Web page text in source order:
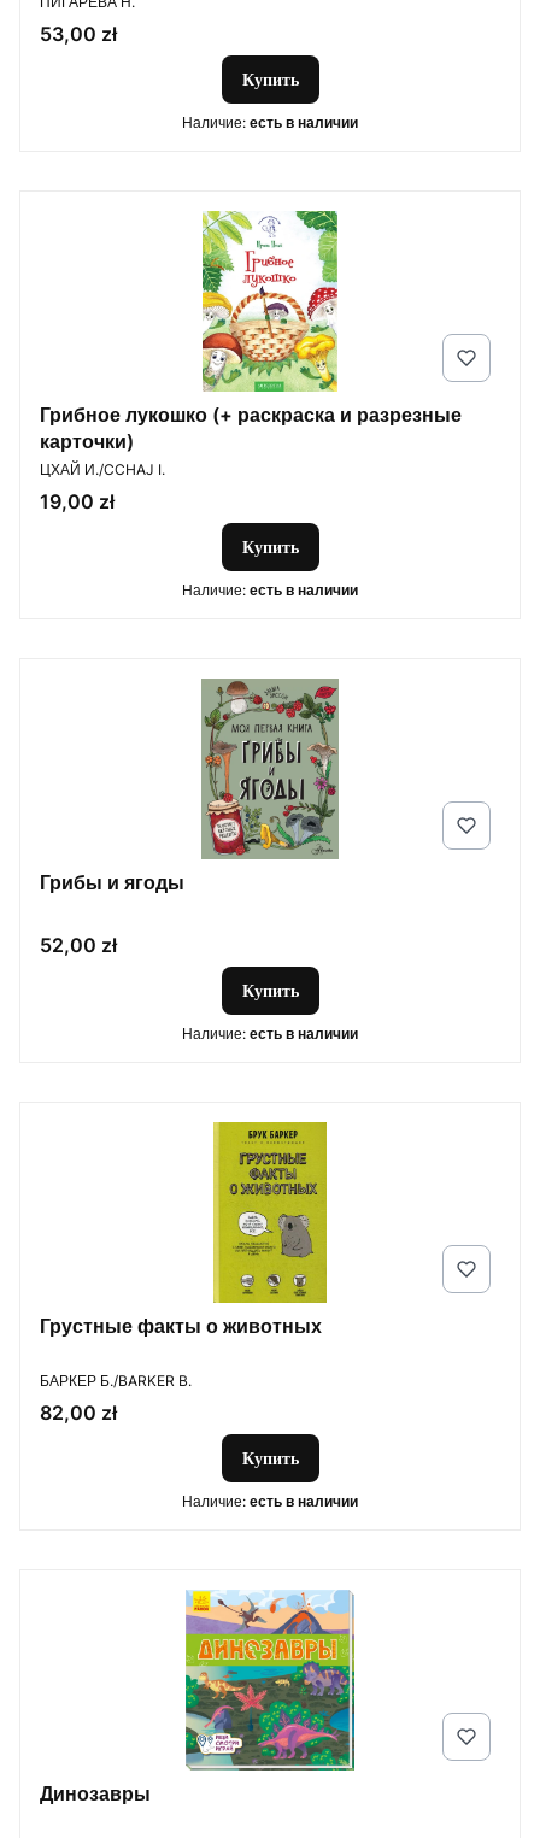
Цена
53,00 zł
Купить
Наличие: есть в наличии
Грибное лукошко (+ раскраска и разрезные
карточки)
ПРОИЗВОДИТЕЛЬ
ЦХАЙ И./CCHAJ I.
Цена
19,00 zł
Купить
Наличие: есть в наличии
Грибы и ягоды
Цена
52,00 zł
Купить
Наличие: есть в наличии
Грустные факты о животных
ПРОИЗВОДИТЕЛЬ
БАРКЕР Б./BARKER B.
Цена
82,00 zł
Купить
Наличие: есть в наличии
Динозавры